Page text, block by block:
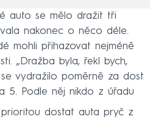
auto se mělo dražit tři
nakonec o něco déle.
mohli přihazovat nejméně
„Dražba byla, řekl bych,
vydražilo poměrně za dost
5. Podle něj nikdo z úřadu
prioritou dostat auta pryč z